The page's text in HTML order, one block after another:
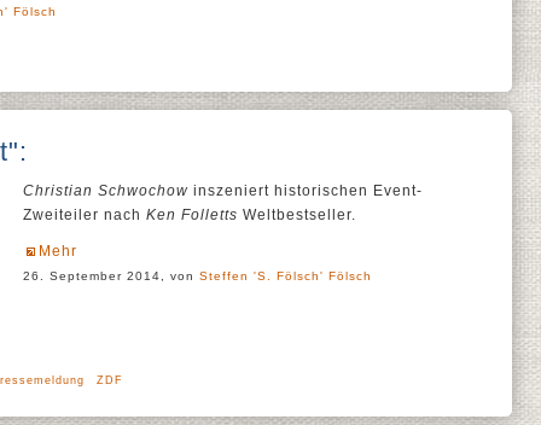
Fölsch
Christian Schwochow inszeniert historischen Event-
Zweiteiler nach Ken Folletts Weltbestseller.
Mehr
26. September 2014, von Steffen 'S. Fölsch' Fölsch
ZDF